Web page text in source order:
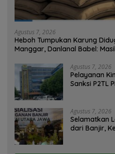
Agustus 7, 2026
Heboh Tumpukan Karung
Manggar, Danlanal Babel:
Agustus 7, 2026
Pelayanan
Sanksi P2TL
Agustus 7, 2026
Selamatkan
dari Banjir,